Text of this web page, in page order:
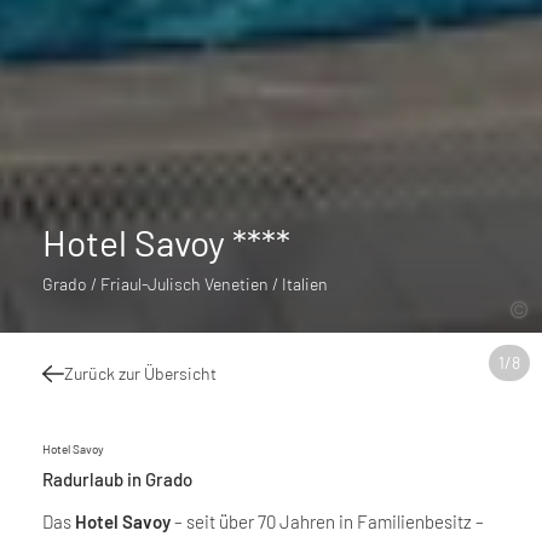
1/8
Hotel Savoy ****
Grado / Friaul-Julisch Venetien / Italien
Zurück zur Übersicht
Hotel Savoy
Radurlaub in Grado
Das Hotel Savoy– seit über 70 Jahren in Familienbesitz –